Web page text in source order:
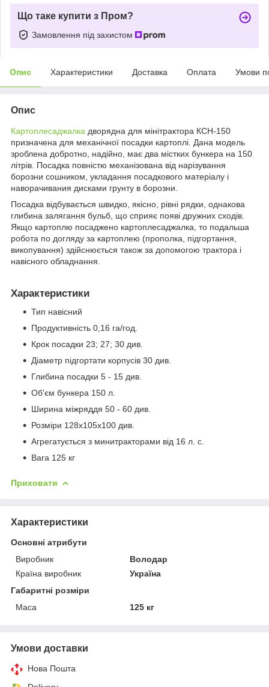
Що таке купити з Пром?
Замовлення під захистом
Опис Характеристики Доставка Оплата Умови
Опис
Картоплесаджалка дворядна для мінітрактора КСН-150
призначена для механічної посадки картоплі. Дана модель
зроблена добротно, надійно, має два містких бункера на 150
літрів. Посадка повністю механізована від нарізування
борозни сошником, укладання посадкового матеріалу і
наворачивания дисками грунту в борозни.
Посадка відбувається швидко, якісно, рівні рядки, однакова
глибина залягання бульб, що сприяє появі дружних сходів.
Якщо картоплю посаджено картоплесаджалка, то подальша
робота по догляду за картоплею (прополка, підгортання,
викопування) здійснюється також за допомогою трактора і
навісного обладнання.
Характеристики
Тип навісний
Продуктивність 0,16 га/год.
Крок посадки 23; 27; 30 див.
Діаметр підгортати корпусів 30 див.
Глибина посадки 5 - 15 див.
Об'єм бункера 150 л.
Ширина міжряддя 50 - 60 див.
Розміри 128х105х100 див.
Агрегатується з минитракторами від 16 л. с.
Вага 125 кг
Приховати
Характеристики
Основні атрибути
Виробник
Володар
Країна виробник
Україна
Габаритні розміри
Маса
125 кг
Умови доставки
Нова Пошта